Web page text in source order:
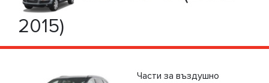
2015)
Части за въздушно